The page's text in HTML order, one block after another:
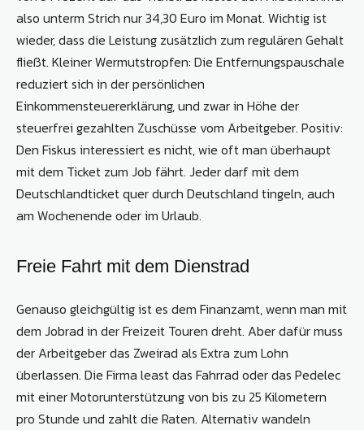
also unterm Strich nur 34,30 Euro im Monat. Wichtig ist
wieder, dass die Leistung zusätzlich zum regulären Gehalt
fließt. Kleiner Wermutstropfen: Die Entfernungspauschale
reduziert sich in der persönlichen
Einkommensteuererklärung, und zwar in Höhe der
steuerfrei gezahlten Zuschüsse vom Arbeitgeber. Positiv:
Den Fiskus interessiert es nicht, wie oft man überhaupt
mit dem Ticket zum Job fährt. Jeder darf mit dem
Deutschlandticket quer durch Deutschland tingeln, auch
am Wochenende oder im Urlaub.
Freie Fahrt mit dem Dienstrad
Genauso gleichgültig ist es dem Finanzamt, wenn man mit
dem Jobrad in der Freizeit Touren dreht. Aber dafür muss
der Arbeitgeber das Zweirad als Extra zum Lohn
überlassen. Die Firma least das Fahrrad oder das Pedelec
mit einer Motorunterstützung von bis zu 25 Kilometern
pro Stunde und zahlt die Raten. Alternativ wandeln